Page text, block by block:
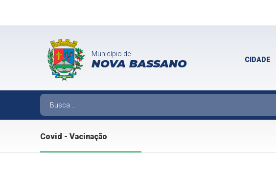
Município de
NOVA BASSANO CIDADE
Covid - Vacinação